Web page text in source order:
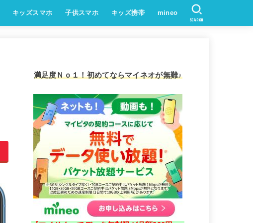
キッズスマホ 子供スマホ キッズ携帯 mineo
SEARCH
満足度Ｎｏ１！初めてならマイネオが無難♪